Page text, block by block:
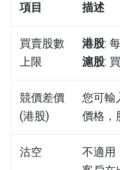
項目 描述
買賣股數
上限
港股:
滬股:
競價差價
(港股)
您可輸
價格，
沽空
不適用